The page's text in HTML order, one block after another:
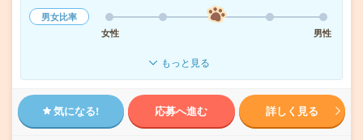
男女比率
女性
男性
もっと見る
気になる! 応募へ進む 詳しく見る